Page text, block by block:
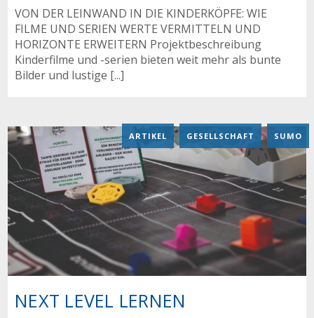
VON DER LEINWAND IN DIE KINDERKÖPFE: WIE
FILME UND SERIEN WERTE VERMITTELN UND
HORIZONTE ERWEITERN Projektbeschreibung
Kinderfilme und -serien bieten weit mehr als bunte
Bilder und lustige [...]
NEXT LEVEL LERNEN
ARTIKEL , GESELLSCHAFT , SUMO